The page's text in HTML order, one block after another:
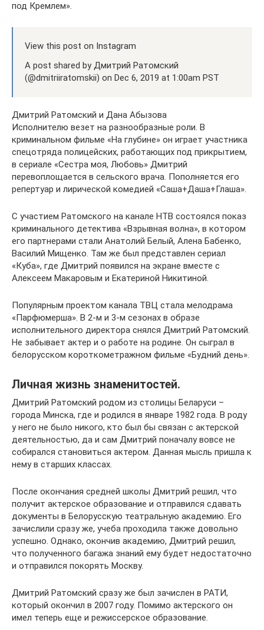
под Кремлем».
View this post on Instagram
A post shared by Дмитрий Ратомский
(@dmitriiratomskii) on Dec 6, 2019 at 1:00am PST
Дмитрий Ратомский и Дана Абызова
Исполнителю везет на разнообразные роли. В
криминальном фильме «На глубине» он играет участника
спецотряда полицейских, работающих под прикрытием,
в сериале «Сестра моя, Любовь» Дмитрий
перевоплощается в сельского врача. Пополняется его
репертуар и лирической комедией «Саша+Даша+Глаша».
С участием Ратомского на канале НТВ состоялся показ
криминального детектива «Взрывная волна», в котором
его партнерами стали Анатолий Белый, Алена Бабенко,
Василий Мищенко. Там же был представлен сериал
«Куба», где Дмитрий появился на экране вместе с
Алексеем Макаровым и Екатериной Никитиной.
Популярным проектом канала ТВЦ стала мелодрама
«Парфюмерша». В 2-м и 3-м сезонах в образе
исполнительного директора снялся Дмитрий Ратомский.
Не забывает актер и о работе на родине. Он сыграл в
белорусском короткометражном фильме «Будний день».
Личная жизнь знаменитостей.
Дмитрий Ратомский родом из столицы Беларуси –
города Минска, где и родился в январе 1982 года. В роду
у него не было никого, кто был бы связан с актерской
деятельностью, да и сам Дмитрий поначалу вовсе не
собирался становиться актером. Данная мысль пришла к
нему в старших классах.
После окончания средней школы Дмитрий решил, что
получит актерское образование и отправился сдавать
документы в Белорусскую театральную академию. Его
зачислили сразу же, учеба проходила также довольно
успешно. Однако, окончив академию, Дмитрий решил,
что полученного багажа знаний ему будет недостаточно
и отправился покорять Москву.
Дмитрий Ратомский сразу же был зачислен в РАТИ,
который окончил в 2007 году. Помимо актерского он
имел теперь еще и режиссерское образование.